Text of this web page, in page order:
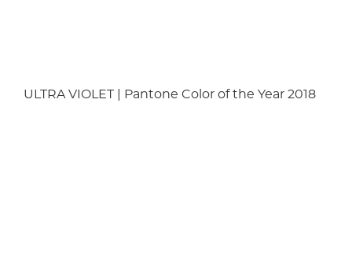
ULTRA VIOLET | Pantone Color of the Year 2018